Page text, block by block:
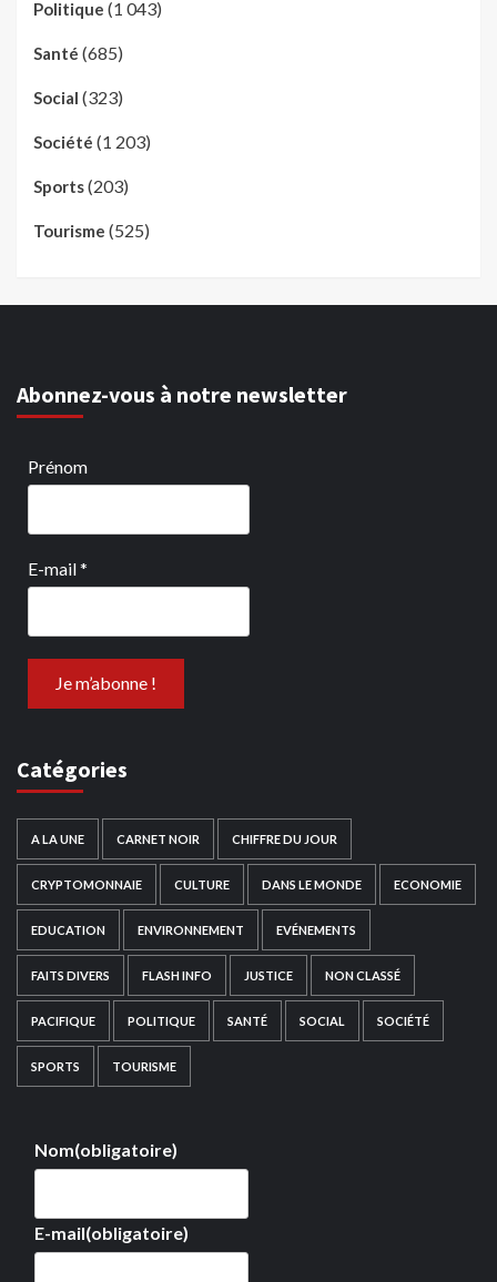
Politique (1 043)
Santé (685)
Social (323)
Société (1 203)
Sports(203)
Tourisme (525)
Abonnez-vous à notre newsletter
Prénom
E-mail*
Catégories
A LA UNE CARNET NOIR CHIFFRE DU JOUR
CRYPTOMONNAIE CULTURE DANS LE MONDE ECONOMIE
EDUCATION ENVIRONNEMENT EVÉNEMENTS
FAITS DIVERS FLASH INFO JUSTICE NON CLASSÉ
PACIFIQUE POLITIQUE SANTÉ SOCIAL SOCIÉTÉ
SPORTS TOURISME
Nom(obligatoire)
E-mail(obligatoire)